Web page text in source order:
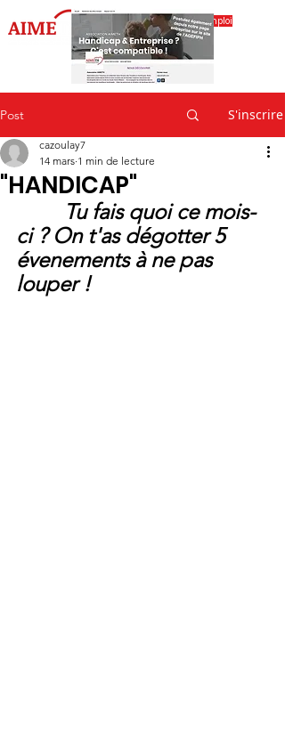
Accéder à l'espace emploi
Post S'inscrire
"HANDICAP"
cazoulay7
14 mars 1 min de lecture
ci ? On t'as dégotter 5
évenements à ne pas
louper !